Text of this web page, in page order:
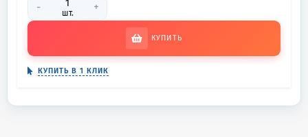
- шт. +
КУПИТЬ
КУПИТЬ В 1 КЛИК